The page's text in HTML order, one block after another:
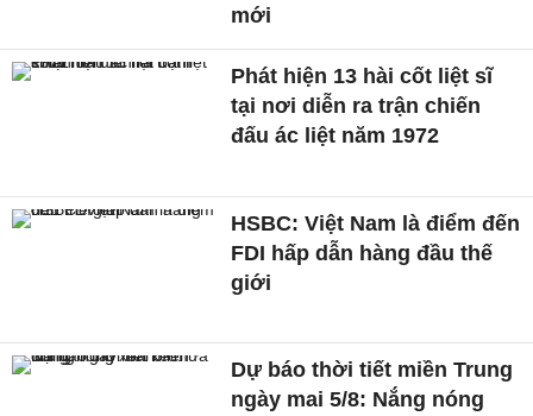
mới
Phát hiện 13 hài cốt liệt sĩ
tại nơi diễn ra trận chiến
đấu ác liệt năm 1972
HSBC: Việt Nam là điểm đến
FDI hấp dẫn hàng đầu thế
giới
Dự báo thời tiết miền Trung
ngày mai 5/8: Nắng nóng